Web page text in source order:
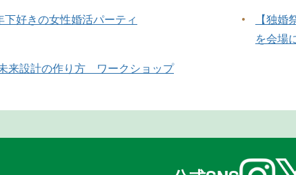
好きの女性婚活パーティ •
【独
を会場
来設計の作り方 ワークショップ